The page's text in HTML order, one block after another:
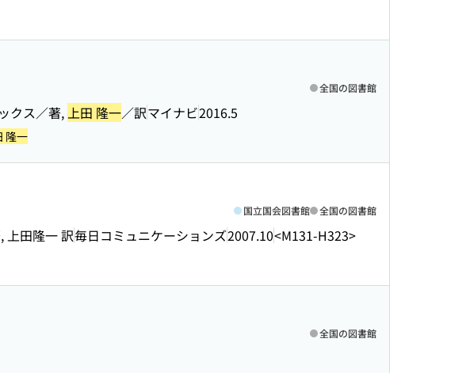
クス／著, 上田 隆一／訳マイナビ2016.5
全国の図書館
隆一
上田隆一 訳毎日コミュニケーションズ2007.10<M131-H323>
国立国会図書館 全国の図書館
全国の図書館